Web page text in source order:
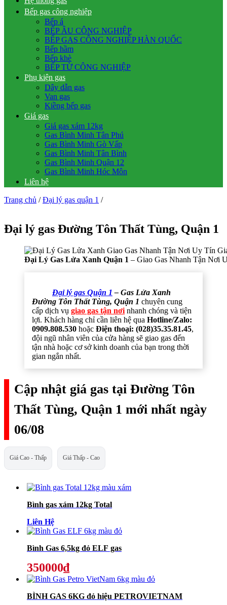
Bếp gas công nghiệp
Bếp á
BẾP ÂU CÔNG NGHIỆP
BẾP GAS CÔNG NGHIỆP HÀN QUỐC
Bếp hầm
Bếp khè
BẾP TỪ CÔNG NGHIỆP
Phụ kiện gas
Dây dẫn gas
Van gas
Kiềng bếp gas
Giá gas
Giá gas xám 12kg
Gas Bình Minh Tân Phú
Gas Bình Minh Gò Vấp
Gas Bình Minh Tân Bình
Gas Bình Minh Quận 12
Gas Bình Minh Hóc Môn
Liên hệ
Trang chủ / Đại lý gas quận 1 /
Đại lý gas Đường Tôn Thất Tùng, Quận 1
Đại Lý Gas Lửa Xanh Quận 1 – Giao Gas Nhanh Tận Nơi
Đại lý gas Quận 1 – Gas Lửa Xanh
Đường Tôn Thất Tùng, Quận 1 chuyên cung
cấp dịch vụ giao gas tận nơi nhanh chóng và tiện
lợi. Khách hàng chỉ cần liên hệ qua Hotline/Zalo:
0909.808.530 hoặc Điện thoại: (028)35.35.81.45,
đội ngũ nhân viên của cửa hàng sẽ giao gas đến
tận nhà hoặc cơ sở kinh doanh của bạn trong thời
gian ngắn nhất.
Cập nhật giá gas tại Đường Tôn
Thất Tùng, Quận 1 mới nhất ngày
06/08
Giá Cao - Thấp Giá Thấp - Cao
Bình gas xám 12kg Total
Liên Hệ
Bình Gas 6,5kg đỏ ELF gas
350000₫
BÌNH GAS 6KG đỏ hiệu PETROVIETNAM